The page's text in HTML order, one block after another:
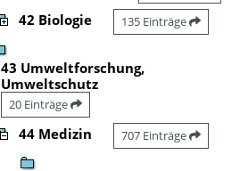
42 Biologie 135 Einträge
43 Umweltforschung,
Umweltschutz
20 Einträge
44 Medizin 707 Einträge